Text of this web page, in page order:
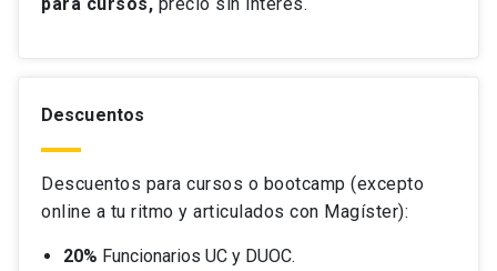
Descuentos
Descuentos para cursos o bootcamp (excepto
online a tu ritmo y articulados con Magíster):
20% Funcionarios UC y DUOC.